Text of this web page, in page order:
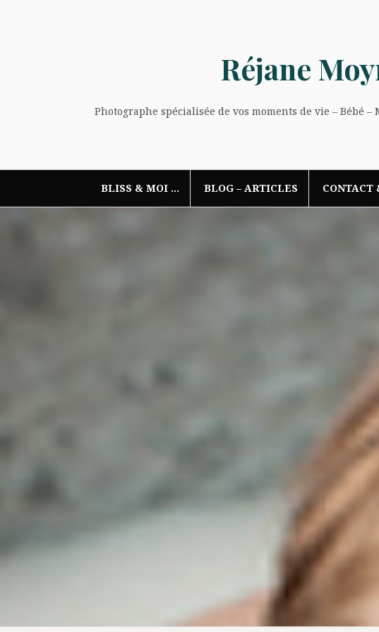
Réjane
Photographe spécialisée de vos moments de vie – Bébé
BLISS & MOI … BLOG – ARTICLES CONTACT